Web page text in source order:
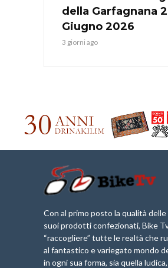
della Garfagnana
Giugno 2026
3 giorni ago
Con al primo posto la qualità delle
suoi prodotti confezionati, Bike
“raccogliere” tutte le realtà che
al fantastico e variegato mondo
in ogni sua forma, sia quella